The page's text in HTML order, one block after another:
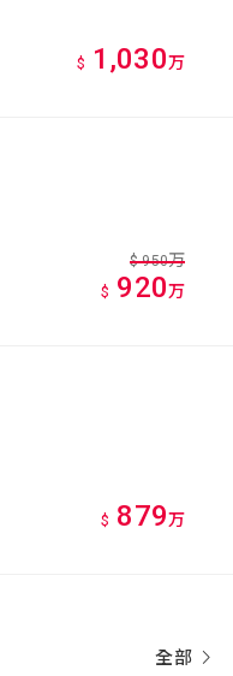
$ 1,030万
$ 950万
$ 920万
$ 879万
全部